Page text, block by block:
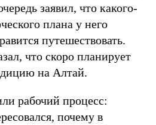
заявил, что какого-
плана у него
путешествовать.
что скоро планирует
на Алтай.
рабочий процесс:
почему в